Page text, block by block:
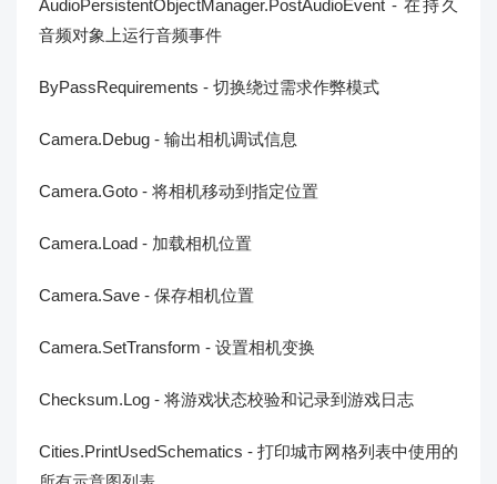
AudioPersistentObjectManager.PostAudioEvent - 在持久
音频对象上运行音频事件
ByPassRequirements - 切换绕过需求作弊模式
Camera.Debug - 输出相机调试信息
Camera.Goto - 将相机移动到指定位置
Camera.Load - 加载相机位置
Camera.Save - 保存相机位置
Camera.SetTransform - 设置相机变换
Checksum.Log - 将游戏状态校验和记录到游戏日志
Cities.PrintUsedSchematics - 打印城市网格列表中使用的